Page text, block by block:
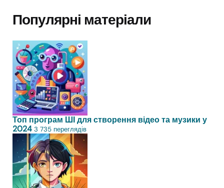
Популярні матеріали
Топ програм ШІ для створення відео та музики у
2024 3 735 переглядів